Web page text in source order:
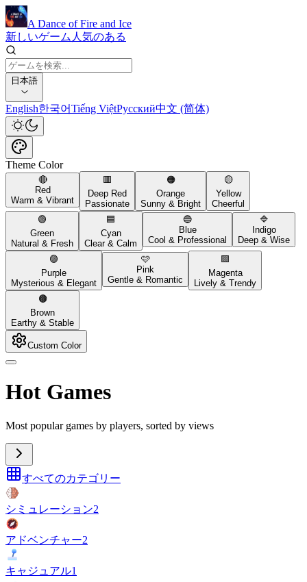
A Dance of Fire and Ice
新しいゲーム 人気のある
日本語
English한국어Tiếng ViệtРусский中文 (简体)
Theme Color
🔴
Red
Warm & Vibrant
🟥
Deep Red
Passionate
🟠
Orange
Sunny & Bright
🟡
Yellow
Cheerful
🟢
Green
Natural & Fresh
🟦
Cyan
Clear & Calm
🔵
Blue
Cool & Professional
🔷
Indigo
Deep & Wise
🟣
Purple
Mysterious & Elegant
🩷
Pink
Gentle & Romantic
🟪
Magenta
Lively & Trendy
🟤
Brown
Earthy & Stable
Custom Color
Hot Games
Most popular games by players, sorted by views
すべてのカテゴリー
シミュレーション2
アドベンチャー2
キャジュアル1